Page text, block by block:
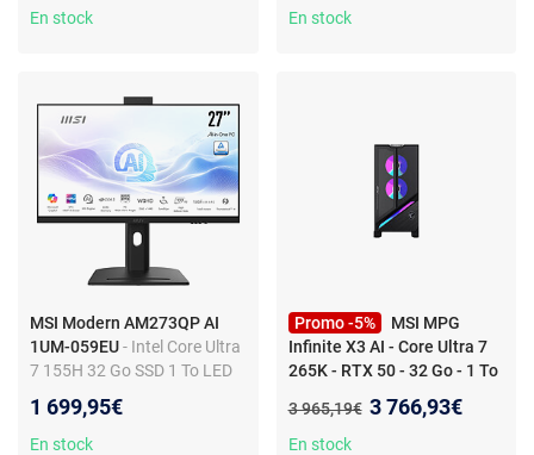
En stock
Full HD Intel Core 7 150U 16
En stock
MSI Modern AM273QP AI
1UM-059EU- Intel Core Ultra
7 155H 32 Go SSD 1 To LED
Webcam Windows 11
Professionnel
1 699,95€
En stock
Promo -5%
MSI MPG
Infinite X3 AI - Core Ultra 7
265K - RTX 50 - 32 Go - 1 To
Gaming Desktop Intel Core
Ultra 7 265K, 32 Go DDR5, 1
Ancien prix :
3 965,19€ Nouveau prix :
3 766,93€
En stock